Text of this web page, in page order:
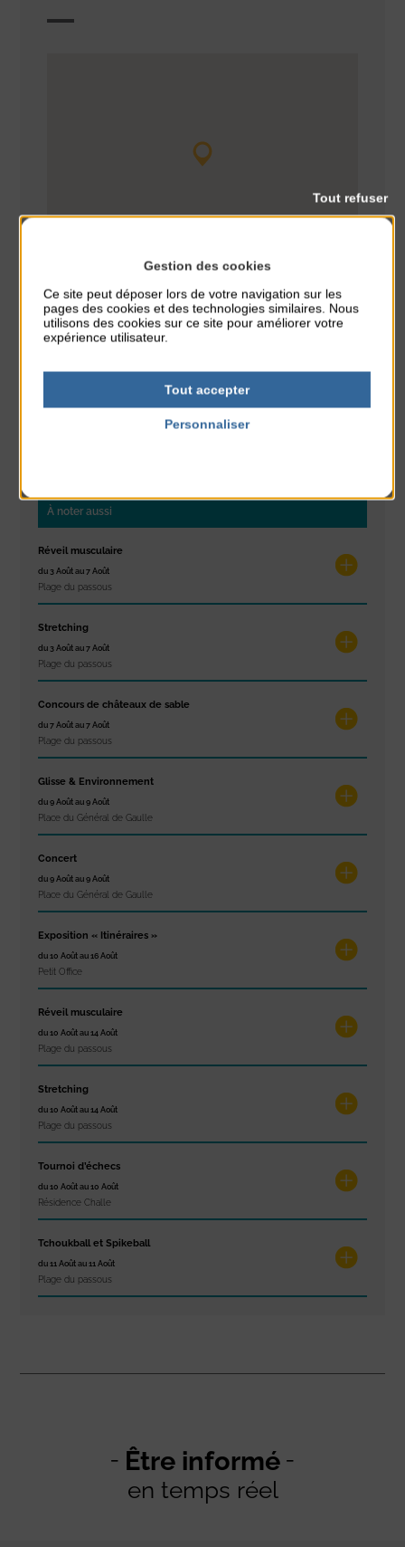
À noter aussi
Réveil musculaire
du 3 Août au 7 Août
Plage du passous
Stretching
du 3 Août au 7 Août
Plage du passous
Concours de châteaux de sable
du 7 Août au 7 Août
Plage du passous
Glisse & Environnement
du 9 Août au 9 Août
Place du Général de Gaulle
Concert
du 9 Août au 9 Août
Place du Général de Gaulle
Exposition « Itinéraires »
du 10 Août au 16 Août
Petit Office
Réveil musculaire
du 10 Août au 14 Août
Plage du passous
Stretching
du 10 Août au 14 Août
Plage du passous
Tournoi d’échecs
du 10 Août au 10 Août
Résidence Challe
Tchoukball et Spikeball
du 11 Août au 11 Août
Plage du passous
Être informé
en temps réel
Gestion des cookies
Ce site peut déposer lors de votre navigation sur les
pages des cookies et des technologies similaires. Nous
utilisons des cookies sur ce site pour améliorer votre
expérience utilisateur.
Tout accepter
Tout refuser
Personnaliser